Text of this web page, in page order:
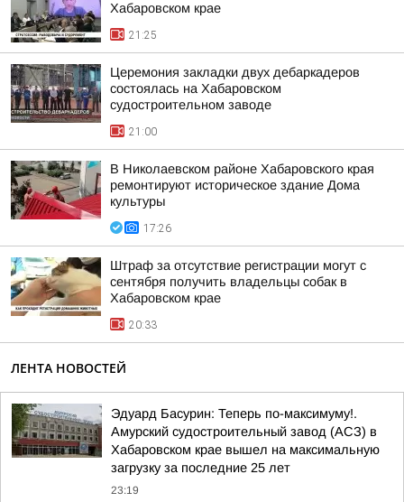
Хабаровском крае
21:25
Церемония закладки двух дебаркадеров
состоялась на Хабаровском
судостроительном заводе
21:00
В Николаевском районе Хабаровского края
ремонтируют историческое здание Дома
культуры
17:26
Штраф за отсутствие регистрации могут с
сентября получить владельцы собак в
Хабаровском крае
20:33
ЛЕНТА НОВОСТЕЙ
Эдуард Басурин: Теперь по-максимуму!.
Амурский судостроительный завод (АСЗ) в
Хабаровском крае вышел на максимальную
загрузку за последние 25 лет
23:19